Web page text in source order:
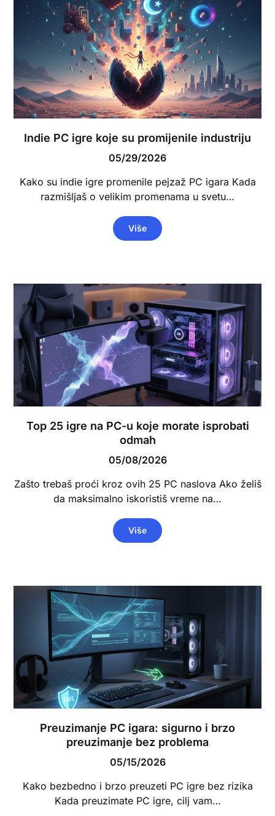
Indie PC igre koje su promijenile industriju
05/29/2026
Kako su indie igre promenile pejzaž PC igara Kada
razmišljaš o velikim promenama u svetu…
Više
Top 25 igre na PC-u koje morate isprobati
odmah
05/08/2026
Zašto trebaš proći kroz ovih 25 PC naslova Ako želiš
da maksimalno iskoristiš vreme na…
Više
Preuzimanje PC igara: sigurno i brzo
preuzimanje bez problema
05/15/2026
Kako bezbedno i brzo preuzeti PC igre bez rizika
Kada preuzimate PC igre, cilj vam…